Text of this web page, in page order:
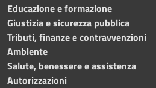
Educazione e formazione
Giustizia e sicurezza pubblica
Tributi, finanze e contravvenzioni
Ambiente
Salute, benessere e assistenza
Autorizzazioni